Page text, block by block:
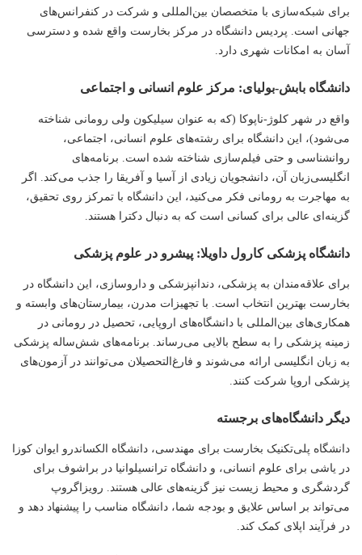
برای شبکه‌سازی با متخصصان بین‌المللی و شرکت در کنفرانس‌های
جهانی است. پردیس دانشگاه در مرکز بخارست واقع شده و دسترسی
آسان به امکانات شهری دارد.
دانشگاه بابش-بولیای: مرکز علوم انسانی و اجتماعی
واقع در شهر کلوژ-ناپوکا (که به عنوان سیلیکون ولی رومانی شناخته
می‌شود)، این دانشگاه برای رشته‌های علوم انسانی، اجتماعی،
روانشناسی و حتی فیلم‌سازی شناخته شده است. برنامه‌های
انگلیسی‌زبان آن، دانشجویان زیادی از آسیا و آفریقا را جذب می‌کند. اگر
به مهاجرت به رومانی فکر می‌کنید، این دانشگاه با تمرکز روی تحقیق،
گزینه‌ای عالی برای کسانی است که به دنبال دکترا هستند.
دانشگاه پزشکی کارول داویلا: پیشرو در علوم پزشکی
برای علاقه‌مندان به پزشکی، دندانپزشکی و داروسازی، این دانشگاه در
بخارست بهترین انتخاب است. با تجهیزات مدرن، بیمارستان‌های وابسته و
همکاری‌های بین‌المللی با دانشگاه‌های اروپایی، تحصیل در رومانی در
زمینه پزشکی را به سطح بالایی می‌رساند. برنامه‌های شش‌ساله پزشکی
به زبان انگلیسی ارائه می‌شوند و فارغ‌التحصیلان می‌توانند در آزمون‌های
پزشکی اروپا شرکت کنند.
دیگر دانشگاه‌های برجسته
دانشگاه پلی‌تکنیک بخارست برای مهندسی، دانشگاه الکساندرو ایوان کوزا
در یاشی برای علوم انسانی، و دانشگاه ترانسیلوانیا در براشوف برای
گردشگری و محیط زیست نیز گزینه‌های عالی هستند. رویزاگروپ
می‌تواند بر اساس علایق و بودجه شما، دانشگاه مناسب را پیشنهاد دهد و
در فرآیند اپلای کمک کند.